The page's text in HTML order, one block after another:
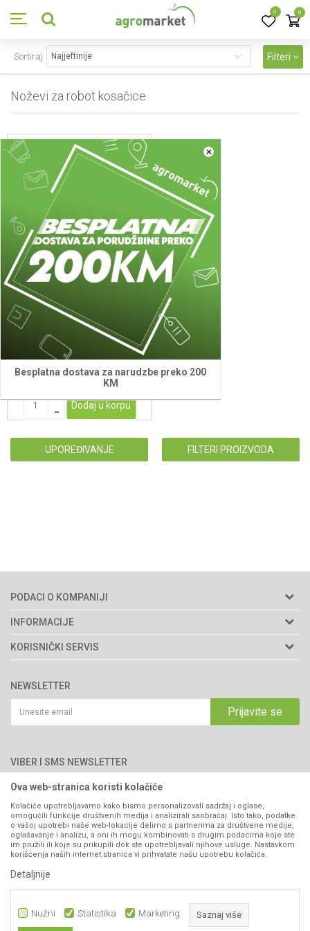
0 0
×
Besplatna dostava za narudzbe preko 200
KM
Noževi za robot kosačice
Sortiraj Filteri
Noževi za robot kosačice
A027005-025 - A027005-
015 - REZERVNI NOZEVI SA
VIJCIMA SET (3/1)
45,00
Dodaj u korpu
UPOREĐIVANJE FILTERI PROIZVODA
PODACI O KOMPANIJI
Agromarket d.o.o.
Matični broj: 11003826
76300 Bijeljina
066/44-99-00
INFORMACIJE
O nama
Brendovi
Katalozi
Saradnja
Kontakt
KORISNIČKI SERVIS
Politika privatnosti
Kako kupiti
Isporuka
Pravo na odustajanje
Reklamacije
Povraćaj sredstava
Zamjena artikala
Plaćanje karticama
NEWSLETTER
Prijavite se
VIBER I SMS NEWSLETTER
PRATITE NAS
Ova web-stranica koristi kolačiće
Kolačiće upotrebljavamo kako bismo personalizovali sadržaj i oglase,
omogućili funkcije društvenih medija i analizirali saobraćaj. Isto tako, podatke
o vašoj upotrebi naše web-lokacije delimo s partnerima za društvene medije,
oglašavanje i analizu, a oni ih mogu kombinovati s drugim podacima koje ste
im pružili ili koje su prikupili dok ste upotrebljavali njihove usluge. Nastavkom
korišćenja naših internet stranica vi prihvatate našu upotrebu kolačića.
Detaljnije
Nužni Statistika Marketing Saznaj više